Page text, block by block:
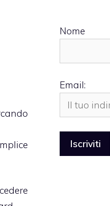
Nome
Email: